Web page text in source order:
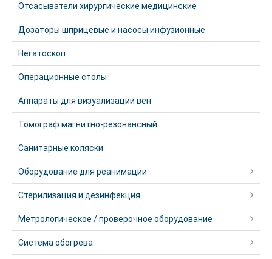
Отсасыватели хирургические медицинские
Дозаторы шприцевые и насосы инфузионные
Негатоскоп
Операционные столы
Аппараты для визуализации вен
Томограф магнитно-резонансный
Санитарные коляски
Оборудование для реанимации
Стерилизация и дезинфекция
Метрологическое / проверочное оборудование
Система обогрева